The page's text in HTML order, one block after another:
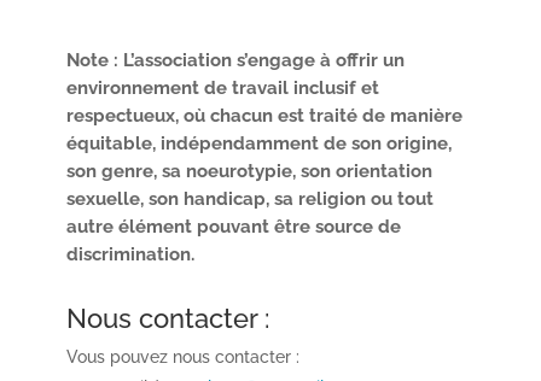
Note : L’association s’engage à offrir un
environnement de travail inclusif et
respectueux, où chacun est traité de manière
équitable, indépendamment de son origine,
son genre, sa noeurotypie, son orientation
sexuelle, son handicap, sa religion ou tout
autre élément pouvant être source de
discrimination.
Nous contacter :
Vous pouvez nous contacter :